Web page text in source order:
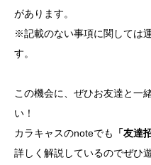
があります。
※記載のない事項に関しては
す。
この機会に、ぜひお友達と一
い！
カラキャスのnoteでも
「友達
詳しく解説しているのでぜひ